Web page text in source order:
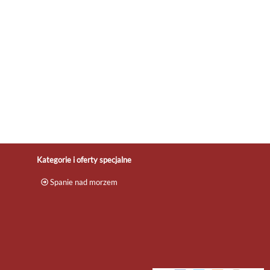
Kategorie i oferty specjalne
Spanie nad morzem